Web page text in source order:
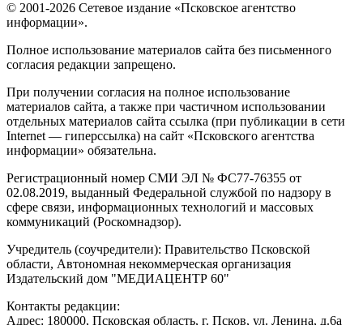
© 2001-2026 Сетевое издание «Псковское агентство
информации».
Полное использование материалов сайта без письменного
согласия редакции запрещено.
При получении согласия на полное использование
материалов сайта, а также при частичном использовании
отдельных материалов сайта ссылка (при публикации в сети
Internet — гиперссылка) на сайт «Псковского агентства
информации» обязательна.
Регистрационный номер СМИ ЭЛ № ФС77-76355 от
02.08.2019, выданный Федеральной службой по надзору в
сфере связи, информационных технологий и массовых
коммуникаций (Роскомнадзор).
Учредитель (соучредители): Правительство Псковской
области, Автономная некоммерческая организация
Издательский дом "МЕДИАЦЕНТР 60"
Контакты редакции:
Адреc: 180000, Псковская область, г. Псков, ул. Ленина, д.6а